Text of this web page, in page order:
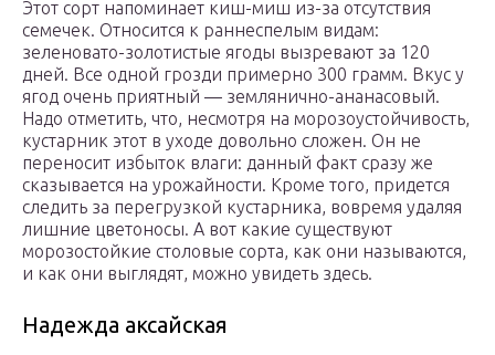
Этот сорт напоминает киш-миш из-за отсутствия
семечек. Относится к раннеспелым видам:
зеленовато-золотистые ягоды вызревают за 120
дней. Все одной грозди примерно 300 грамм. Вкус у
ягод очень приятный — землянично-ананасовый.
Надо отметить, что, несмотря на морозоустойчивость,
кустарник этот в уходе довольно сложен. Он не
переносит избыток влаги: данный факт сразу же
сказывается на урожайности. Кроме того, придется
следить за перегрузкой кустарника, вовремя удаляя
лишние цветоносы. А вот какие существуют
морозостойкие столовые сорта, как они называются,
и как они выглядят, можно увидеть здесь.
Надежда аксайская